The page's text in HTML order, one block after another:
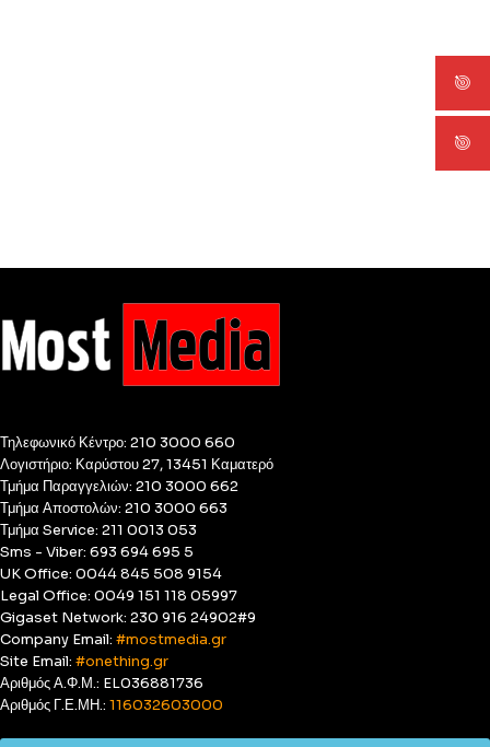
Τηλεφωνικό Κέντρο: 210 3000 660
Λογιστήριο: Καρύστου 27, 13451 Καματερό
Τμήμα Παραγγελιών: 210 3000 662
Τμήμα Αποστολών: 210 3000 663
Τμήμα Service: 211 0013 053
Sms - Viber: 693 694 695 5
UK Office: 0044 845 508 9154
Legal Office: 0049 151 118 05997
Gigaset Network: 230 916 24902#9
Company Email: #mostmedia.gr
Site Email: #onething.gr
Αριθμός Α.Φ.Μ.: EL036881736
Αριθμός Γ.Ε.ΜΗ.: 116032603000